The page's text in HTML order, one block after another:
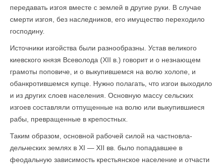
передавать изгоя вместе с землей в другие руки. В случае
смерти изгоя, без наследников, его имущество переходило
господину.
Источники изгойства были разнообразны. Устав великого
киевского князя Всеволода (XII в.) говорит и о незнающем
грамоты поповиче, и о выкупившемся на волю холопе, и
обанкротившемся купце. Нужно полагать, что изгои выходило
и из других слоев населения. Основную массу сельских
изгоев составляли отпущенные на волю или выкупившиеся
рабы, превращенные в крепостных.
Таким образом, основной рабочей силой на частновла­
дельческих землях в XI — XII вв. было попадавшее в
феодальную зависимость крестьянское население и отчасти